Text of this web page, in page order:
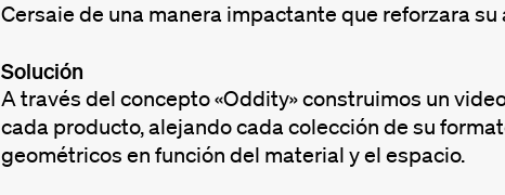
Cersaie de una manera impactante que reforzara
Solución
A través del concepto «Oddity» construimos un
cada producto, alejando cada colección de su
geométricos en función del material y el espacio.